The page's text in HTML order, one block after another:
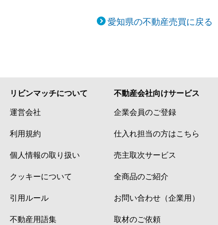
愛知県の不動産売買に戻る
リビンマッチについて
運営会社
利用規約
個人情報の取り扱い
クッキーについて
引用ルール
不動産用語集
不動産会社向けサービス
企業会員のご登録
仕入れ担当の方はこちら
売主取次サービス
全商品のご紹介
お問い合わせ（企業用）
取材のご依頼